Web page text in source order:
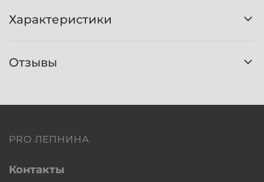
Характеристики
Отзывы
PRO ЛЕПНИНА
Контакты